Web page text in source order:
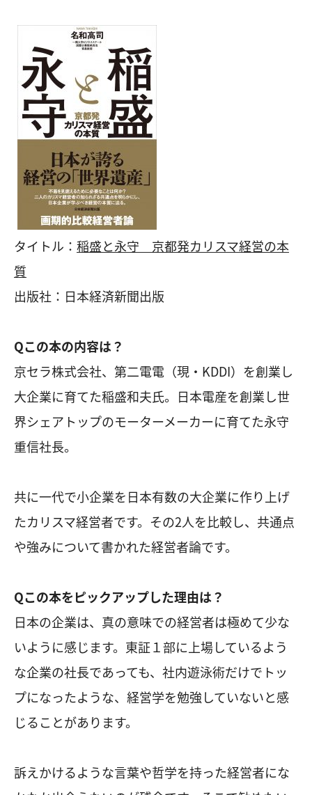
タイトル： 稲盛と永守 京都発カリスマ経営の本
質
出版社：日本経済新聞出版
Qこの本の内容は？
京セラ株式会社、第二電電（現・KDDI）を創業し
大企業に育てた稲盛和夫氏。日本電産を創業し世
界シェアトップのモーターメーカーに育てた永守
重信社長。
共に一代で小企業を日本有数の大企業に作り上げ
たカリスマ経営者です。その2人を比較し、共通点
や強みについて書かれた経営者論です。
Qこの本をピックアップした理由は？
日本の企業は、真の意味での経営者は極めて少な
いように感じます。東証１部に上場しているよう
な企業の社長であっても、社内遊泳術だけでトッ
プになったような、経営学を勉強していないと感
じることがあります。
訴えかけるような言葉や哲学を持った経営者にな